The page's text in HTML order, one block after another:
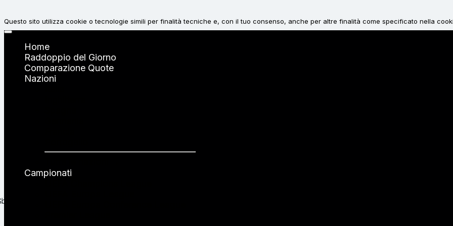
Questo sito utilizza cookie o tecnologie simili per finalità tecniche e, con il tuo consenso, anche per altre finalità come specificato nella
Rifiuta
Home
Raddoppio del Giorno
Comparazione Quote
Nazioni
Campionati